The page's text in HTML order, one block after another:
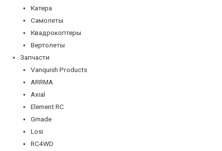
Катера
Самолеты
Квадрокоптеры
Вертолеты
Запчасти
Vanquish Products
ARRMA
Axial
Element RC
Gmade
Losi
RC4WD